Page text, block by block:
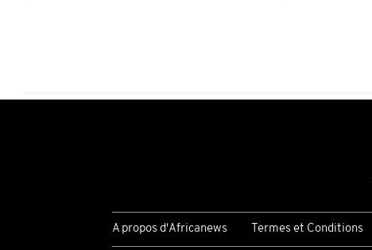
A propos d'Africanews Termes et Conditions